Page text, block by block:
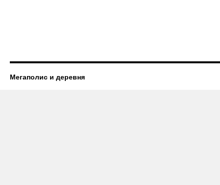
Мегаполис и деревня